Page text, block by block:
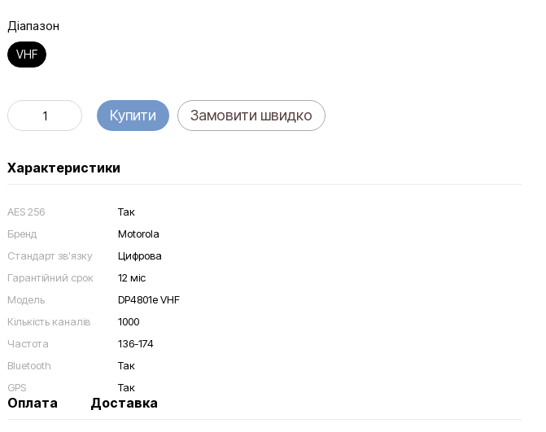
Діапазон
VHF
Купити Замовити швидко
Характеристики
AES 256
Так
Бренд
Motorola
Стандарт зв'язку
Цифрова
Гарантійний срок
12 міс
Модель
DP4801e VHF
Кількість каналів
1000
Частота
136-174
Bluetooth
Так
GPS
Так
Оплата Доставка